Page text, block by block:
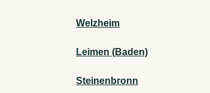
Welzheim
Leimen (Baden)
Steinenbronn